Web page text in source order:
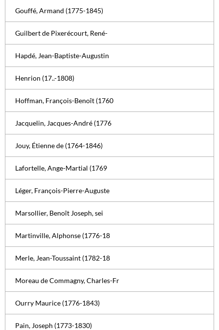
Gouffé, Armand (1775-1845)
Guilbert de Pixerécourt, René-
Hapdé, Jean-Baptiste-Augustin
Henrion (17..-1808)
Hoffman, François-Benoît (1760
Jacquelin, Jacques-André (1776
Jouy, Étienne de (1764-1846)
Lafortelle, Ange-Martial (1769
Léger, François-Pierre-Auguste
Marsollier, Benoît Joseph, sei
Martinville, Alphonse (1776-18
Merle, Jean-Toussaint (1782-18
Moreau de Commagny, Charles-Fr
Ourry Maurice (1776-1843)
Pain, Joseph (1773-1830)